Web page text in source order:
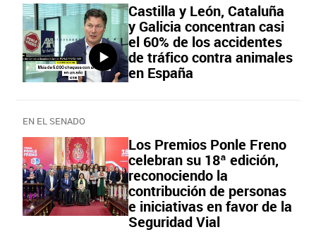
Castilla y León, Cataluña
y Galicia concentran casi
el 60% de los accidentes
de tráfico contra animales
en España
EN EL SENADO
Los Premios Ponle Freno
celebran su 18ª edición,
reconociendo la
contribución de personas
e iniciativas en favor de la
Seguridad Vial